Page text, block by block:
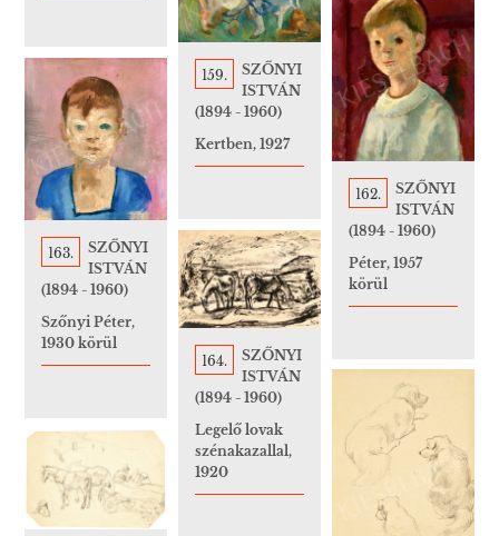
159.
SZŐNYI
ISTVÁN
(1894 - 1960)
Kertben, 1927
162.
SZŐNYI
ISTVÁN
(1894 - 1960)
Péter, 1957
körül
163.
SZŐNYI
ISTVÁN
(1894 - 1960)
Szőnyi Péter,
1930 körül
164.
SZŐNYI
ISTVÁN
(1894 - 1960)
Legelő lovak
szénakazallal,
1920